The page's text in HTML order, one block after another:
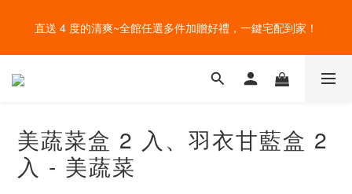
吃菜~
給爸爸一錠超能力~全館滿額加贈祕魯瑪卡錠，父親節好好感謝~
盛夏的餐桌，一定少不了美蔬菜的清爽~ A+B 送購物金🎁一起好好
美蔬菜盒 2 入、羽衣甘藍盒 2
入 - 美蔬菜